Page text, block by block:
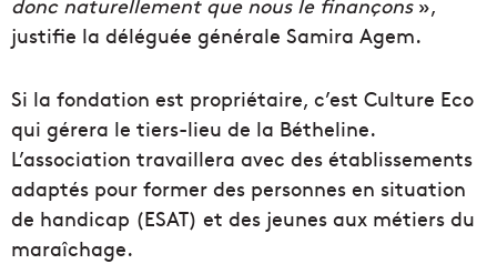
justifie la déléguée générale Samira Agem.
Si la fondation est propriétaire, c’est Culture Eco
qui gérera le tiers-lieu de la Bétheline.
L’association travaillera avec des établissements
adaptés pour former des personnes en situation
de handicap (ESAT) et des jeunes aux métiers du
maraîchage.